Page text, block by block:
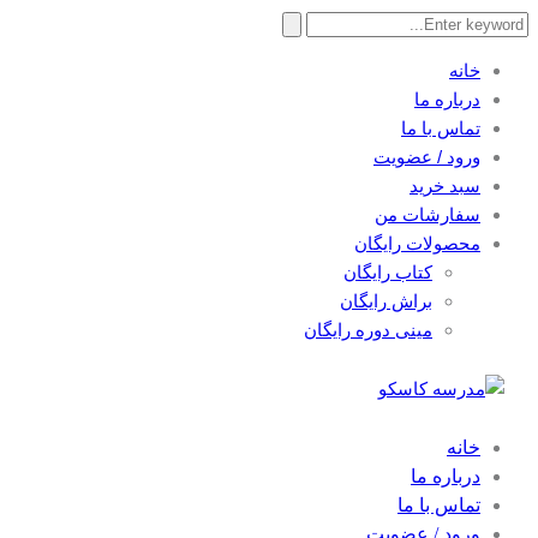
Search
خانه
درباره ما
تماس با ما
ورود / عضویت
سبد خرید
سفارشات من
محصولات رایگان
کتاب رایگان
براش رایگان
مینی دوره رایگان
خانه
درباره ما
تماس با ما
ورود / عضویت